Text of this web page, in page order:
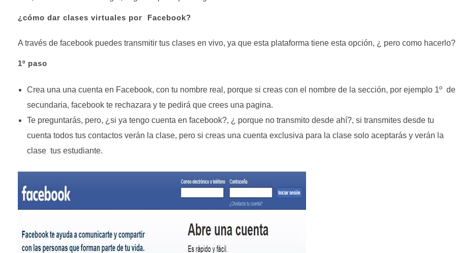
¿cómo dar clases virtuales por Facebook?
A través de facebook puedes transmitir tus clases en vivo, ya que esta plataforma tiene esta opción, ¿ pero como hacerlo?
1º paso
Crea una una cuenta en Facebook, con tu nombre real, porque si creas con el nombre de la sección, por ejemplo 1º de
secundaria, facebook te rechazara y te pedirá que crees una pagina.
Te preguntarás, pero, ¿si ya tengo cuenta en facebook?, ¿ porque no transmito desde ahí?, si transmites desde tu
cuenta todos tus contactos verán la clase, pero si creas una cuenta exclusiva para la clase solo aceptarás y verán la
clase tus estudiante.